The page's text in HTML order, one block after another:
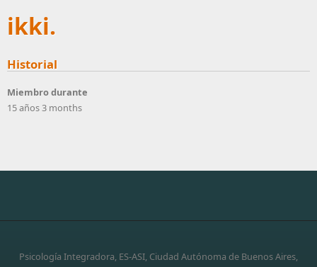
ikki.
Historial
Miembro durante
15 años 3 months
Psicología Integradora, ES-ASI, Ciudad Autónoma de Buenos Aires,